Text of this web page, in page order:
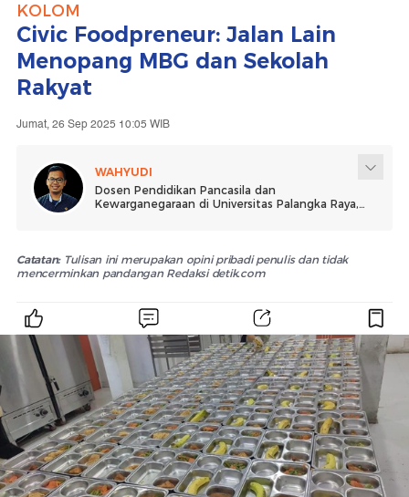
KOLOM
Civic Foodpreneur: Jalan Lain
Menopang MBG dan Sekolah
Rakyat
Jumat, 26 Sep 2025 10:05 WIB
WAHYUDI
Dosen Pendidikan Pancasila dan
Kewarganegaraan di Universitas Palangka Raya,
Catatan:Tulisan ini merupakan opini pribadi penulis dan tidak
mencerminkan pandangan Redaksi detik.com